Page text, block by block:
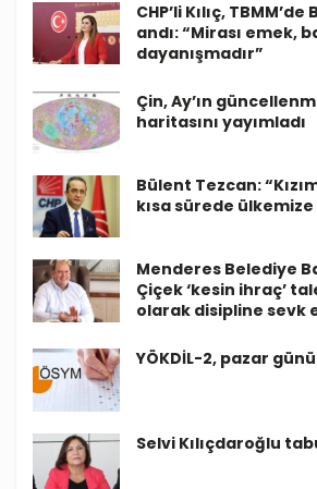
CHP’li Kılıç,
andı: “Mirası emek,
dayanışmadır”
Çin, Ay’ın
haritasını yayımladı
Bülent Tezcan:
kısa sürede
Menderes Belediye
Çiçek ‘kesin ihraç’
olarak disipline sevk
YÖKDİL-2, pazar
Selvi Kılıçdaroğlu